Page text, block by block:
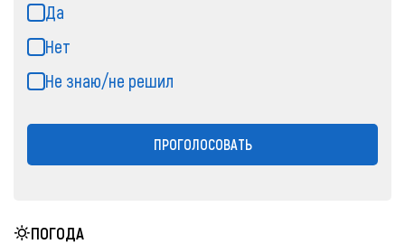
Да
Нет
Не знаю/не решил
ПРОГОЛОСОВАТЬ
ПОГОДА